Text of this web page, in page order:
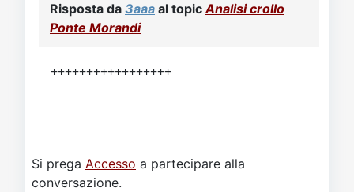
Risposta da 3aaa al topicAnalisi crollo
Ponte Morandi
+++++++++++++++++
Si prega Accesso a partecipare alla
conversazione.